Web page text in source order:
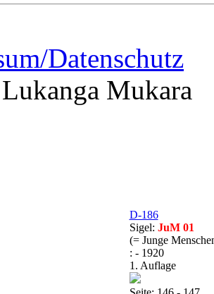
Datenschutz
Lukanga Mukara
D-186
Sigel: JuM 01
(= Junge
: - 1920
1. Auflage